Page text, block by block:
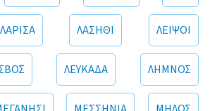
ΛΑΡΙΣΑ ΛΑΣΗΘΙ ΛΕΙΨΟΙ
ΛΕΥΚΑΔΑ ΛΗΜΝΟΣ